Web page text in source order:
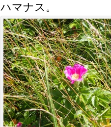
ハマナス。